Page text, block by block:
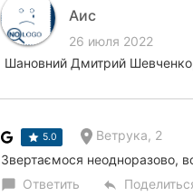
Аис
26 июля 2022
Шановний Дмитрий
5.0 Ветрука, 2
Звертаємося неодноразово,
chat_bubble Ответить reply